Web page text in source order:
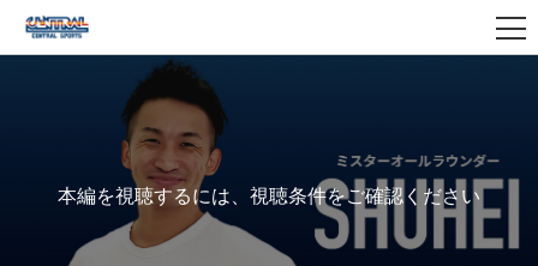
本編を視聴するには、視聴条件をご確認ください